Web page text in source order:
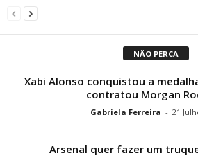
NÃO PERCA
Xabi Alonso conquistou a
contratou Morgan
Gabriela Ferreira - 21
Arsenal quer fazer um